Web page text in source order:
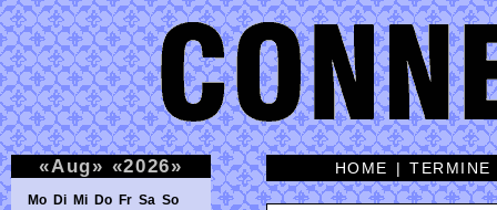
«Aug» «2026»
Mo Di Mi Do Fr Sa So
HOME |TERMINE